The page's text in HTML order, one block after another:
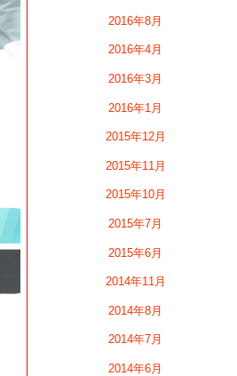
2016年8月
2016年4月
2016年3月
2016年1月
2015年12月
2015年11月
2015年10月
2015年7月
2015年6月
2014年11月
2014年8月
2014年7月
2014年6月